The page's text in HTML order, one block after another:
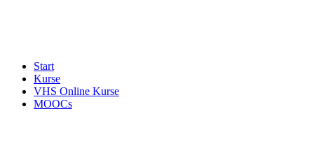
Start
Kurse
VHS Online Kurse
MOOCs